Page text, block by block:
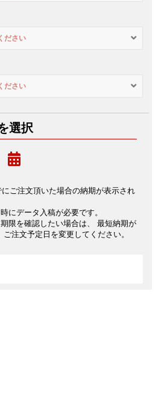
ださい
ださい
選択
にご注文頂いた場合の納期が表示され
にデータ入稿が必要です。
限を確認したい場合は、 最短納期が
注文予定日を変更してください。